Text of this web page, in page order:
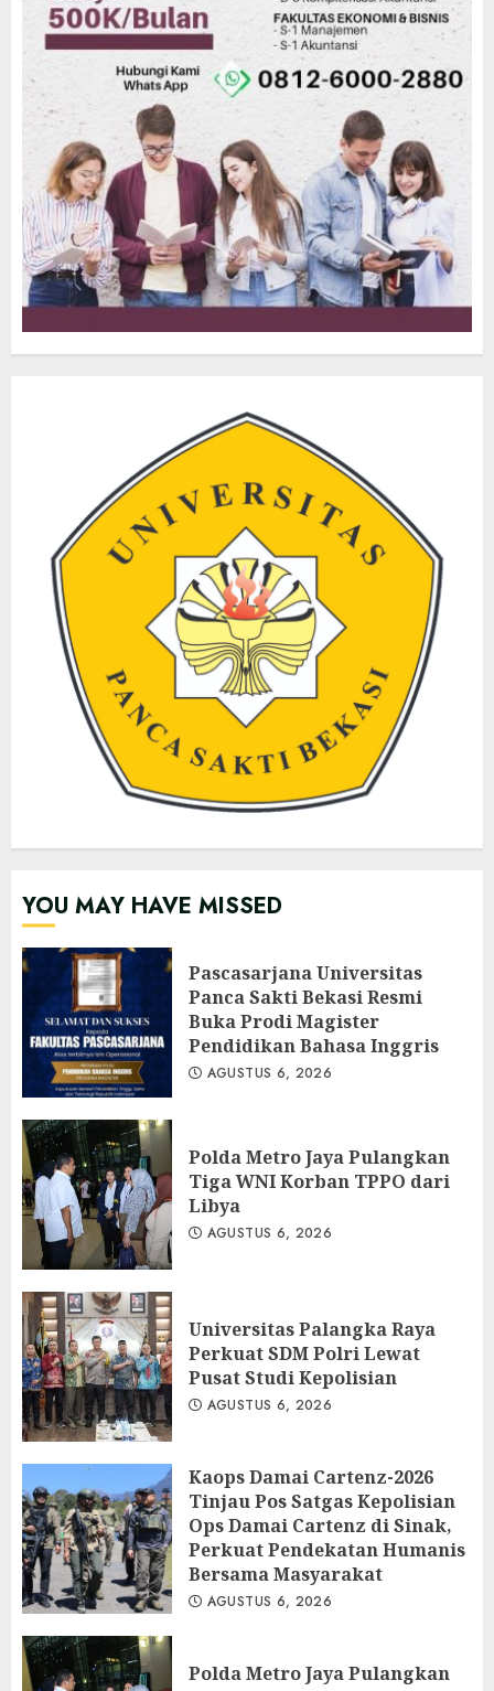
YOU MAY HAVE MISSED
Pascasarjana Universitas
Panca Sakti Bekasi Resmi
Buka Prodi Magister
Pendidikan Bahasa Inggris
AGUSTUS 6, 2026
Polda Metro Jaya Pulangkan
Tiga WNI Korban TPPO dari
Libya
AGUSTUS 6, 2026
Universitas Palangka Raya
Perkuat SDM Polri Lewat
Pusat Studi Kepolisian
AGUSTUS 6, 2026
Kaops Damai Cartenz-2026
Tinjau Pos Satgas Kepolisian
Ops Damai Cartenz di Sinak,
Perkuat Pendekatan Humanis
Bersama Masyarakat
AGUSTUS 6, 2026
Polda Metro Jaya Pulangkan